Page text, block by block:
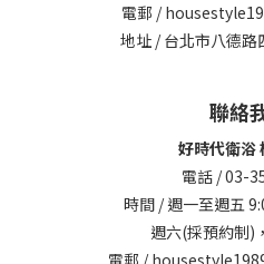
電郵 /
地址 / 台北市八德
聯絡
好時代衛浴
電話 / 03-
時間 / 週一至週五
週六(採預約制)